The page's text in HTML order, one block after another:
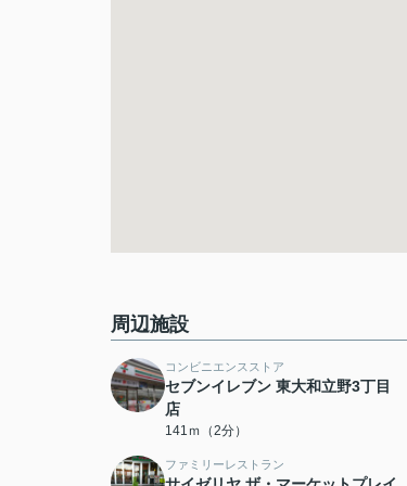
周辺施設
コンビニエンスストア
セブンイレブン 東大和立野3丁目
店
141ｍ（2分）
ファミリーレストラン